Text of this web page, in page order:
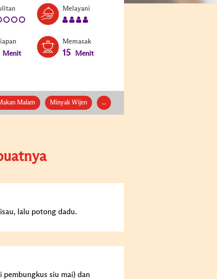
Melayani
Menit
Memasak
15 Menit
Malam Minyak Wijen ...
lalu potong dadu.
pembungkus siu mai) dan